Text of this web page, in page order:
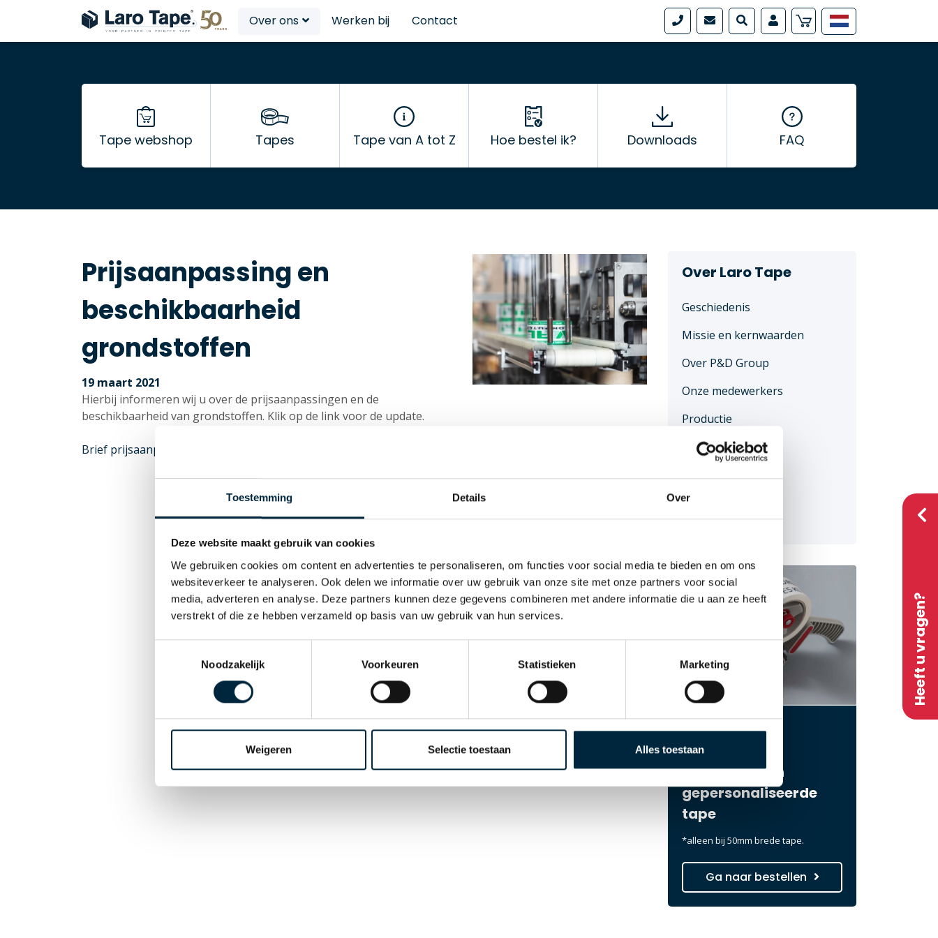
Toestemming Details Over
Deze website maakt gebruik van cookies
We gebruiken cookies om content en advertenties te personaliseren, om functies voor social media te bieden en om ons
websiteverkeer te analyseren. Ook delen we informatie over uw gebruik van onze site met onze partners voor social
media, adverteren en analyse. Deze partners kunnen deze gegevens combineren met andere informatie die u aan ze heeft
verstrekt of die ze hebben verzameld op basis van uw gebruik van hun services.
Noodzakelijk
Voorkeuren Statistieken Marketing
Weigeren Selectie toestaan Alles toestaan
Heeft u vragen?
Over ons Werken bij Contact
Tape webshop Tapes Tape van A tot Z Hoe bestel ik? Downloads FAQ
Prijsaanpassing en
beschikbaarheid
grondstoffen
19 maart 2021
Hierbij informeren wij u over de prijsaanpassingen en de
beschikbaarheid van grondstoffen. Klik op de link voor de update.
Brief prijsaanpassingen en beschikbaarheid grondstoffen
Over Laro Tape
Geschiedenis
Missie en kernwaarden
Over P&D Group
Onze medewerkers
Productie
Duurzaamheid
Test lab (R&d)
Trainingen
Gratis tape
dispenser* bij
bestelling van
gepersonaliseerde
tape
*alleen bij 50mm brede tape.
Ga naar bestellen